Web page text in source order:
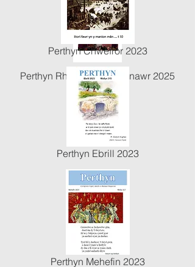
Perthyn Rhagfyr 2024 / Ionawr 2025
Perthyn Chwefror 2023
Perthyn Ebrill 2023
Perthyn Mehefin 2023